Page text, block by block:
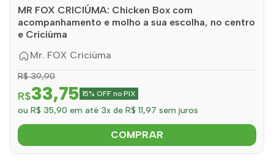
MR FOX CRICIÚMA: Chicken Box com
acompanhamento e molho a sua escolha, no centro
e Criciúma
Mr. FOX Criciúma
R$ 39,90
R$33,75 15% OFF no PIX
ou R$ 35,90 em até 3x de R$ 11,97 sem juros
COMPRAR